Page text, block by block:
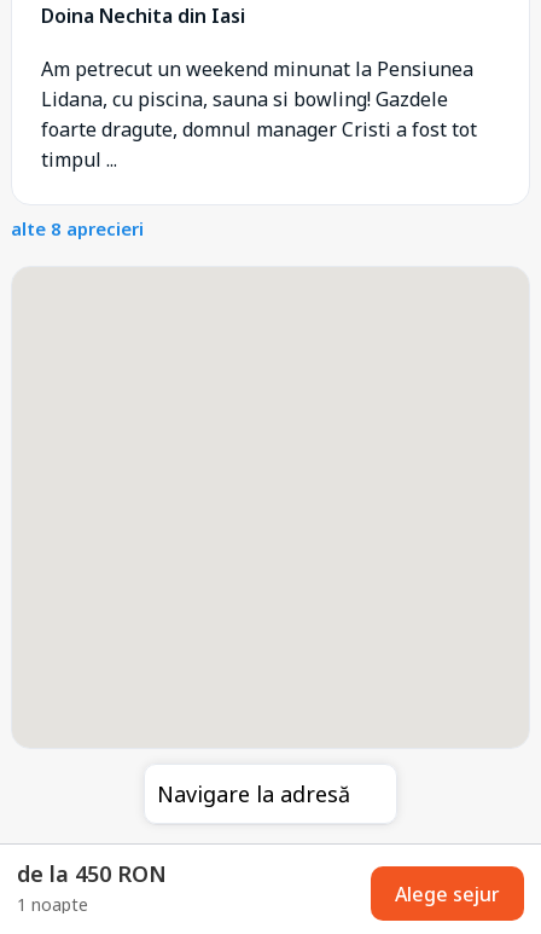
Doina Nechita din Iasi
Am petrecut un weekend minunat la Pensiunea
Lidana, cu piscina, sauna si bowling! Gazdele
foarte dragute, domnul manager Cristi a fost tot
timpul ...
alte 8 aprecieri
Navigare la adresă
de la 450 RON
1 noapte Alege sejur